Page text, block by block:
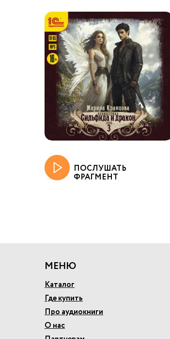
ПОСЛУШАТЬ
ФРАГМЕНТ
МЕНЮ
Каталог
Где купить
Про аудиокниги
О нас